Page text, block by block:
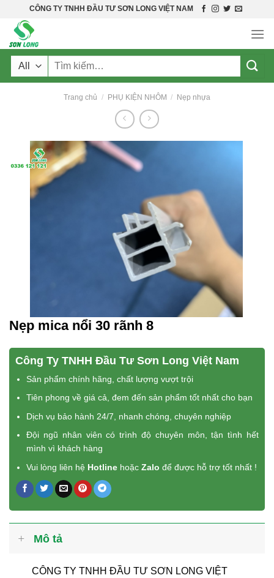
content
CÔNG TY TNHH ĐẦU TƯ SƠN LONG VIỆT NAM
Tìm
Trang chủ / PHỤ KIỆN NHÔM / Nẹp nhựa
Nẹp mica nổi 30 rãnh 8
Công Ty TNHH Đầu Tư Sơn Long Việt Nam
Sản phẩm chính hãng, chất lượng vượt trội
Tiên phong về giá cả, đem đến sản phẩm tốt nhất cho bạn
Dịch vụ bảo hành 24/7, nhanh chóng, chuyên nghiệp
Đội ngũ nhân viên có trình độ chuyên môn, tận tình hết
mình vì khách hàng
Vui lòng liên hệ Hotline hoặcZalo để được hỗ trợ tốt nhất !
Mô tả
CÔNG TY TNHH ĐẦU TƯ SƠN LONG VIỆT